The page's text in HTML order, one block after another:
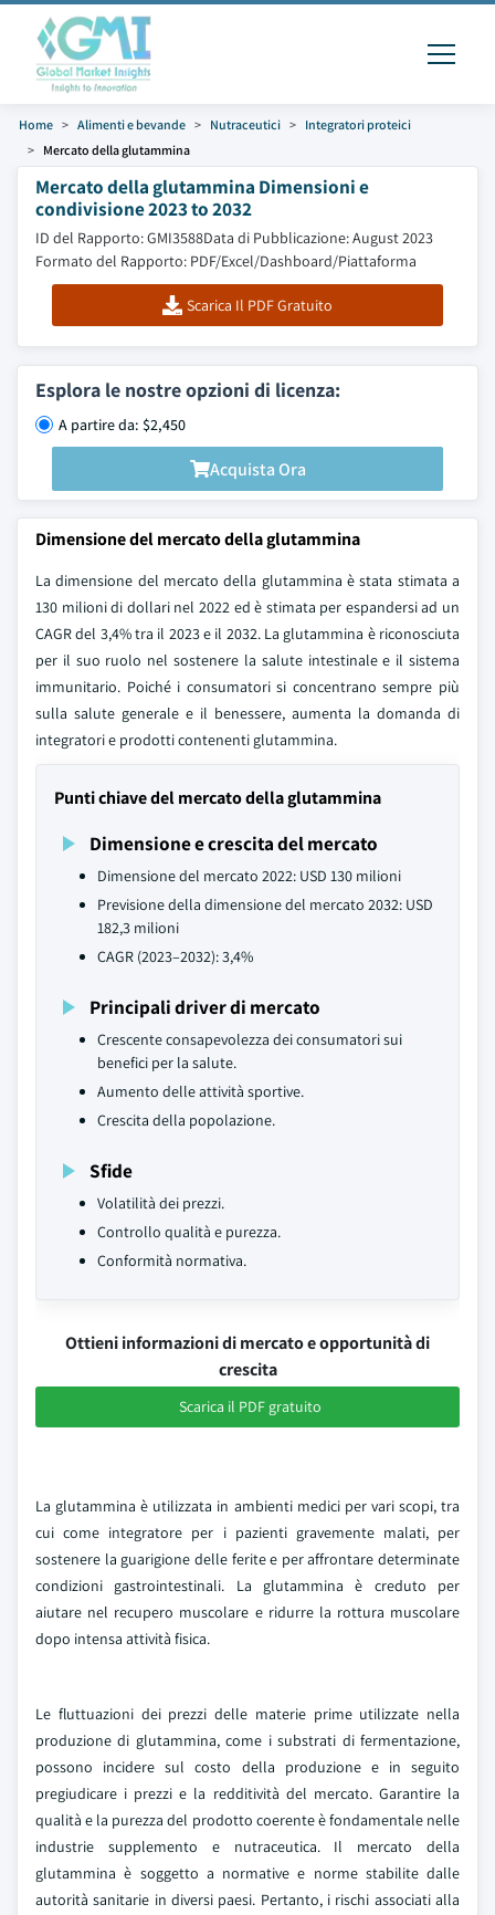
Home Alimenti e bevande Nutraceutici
Integratori proteici
Mercato della glutammina
Mercato della glutammina Dimensioni e
condivisione 2023 to 2032
ID del Rapporto: GMI3588Data di Pubblicazione: August 2023
Formato del Rapporto: PDF/Excel/Dashboard/Piattaforma
Scarica Il PDF Gratuito
Esplora le nostre opzioni di licenza:
A partire da: $2,450
Acquista Ora
Dimensione del mercato della glutammina
La dimensione del mercato della glutammina è stata stimata a
130 milioni di dollari nel 2022 ed è stimata per espandersi ad un
CAGR del 3,4% tra il 2023 e il 2032. La glutammina è riconosciuta
per il suo ruolo nel sostenere la salute intestinale e il sistema
immunitario. Poiché i consumatori si concentrano sempre più
sulla salute generale e il benessere, aumenta la domanda di
integratori e prodotti contenenti glutammina.
Punti chiave del mercato della glutammina
Dimensione e crescita del mercato
Dimensione del mercato 2022: USD 130 milioni
Previsione della dimensione del mercato 2032: USD
182,3 milioni
CAGR (2023–2032): 3,4%
Principali driver di mercato
Crescente consapevolezza dei consumatori sui
benefici per la salute.
Aumento delle attività sportive.
Crescita della popolazione.
Sfide
Volatilità dei prezzi.
Controllo qualità e purezza.
Conformità normativa.
Ottieni informazioni di mercato e opportunità di
crescita
Scarica il PDF gratuito
La glutammina è utilizzata in ambienti medici per vari scopi, tra
cui come integratore per i pazienti gravemente malati, per
sostenere la guarigione delle ferite e per affrontare determinate
condizioni gastrointestinali. La glutammina è creduto per
aiutare nel recupero muscolare e ridurre la rottura muscolare
dopo intensa attività fisica.
Le fluttuazioni dei prezzi delle materie prime utilizzate nella
produzione di glutammina, come i substrati di fermentazione,
possono incidere sul costo della produzione e in seguito
pregiudicare i prezzi e la redditività del mercato. Garantire la
qualità e la purezza del prodotto coerente è fondamentale nelle
industrie supplemento e nutraceutica. Il mercato della
glutammina è soggetto a normative e norme stabilite dalle
autorità sanitarie in diversi paesi. Pertanto, i rischi associati alla